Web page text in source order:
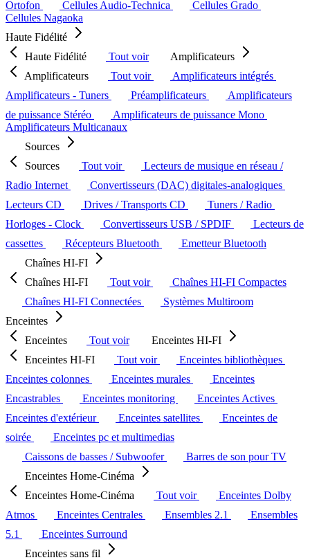
Ortofon
Cellules Audio-Technica
Cellules Grado
Cellules Nagaoka
Haute Fidélité
Haute Fidélité
Tout voir
Amplificateurs
Amplificateurs
Tout voir
Amplificateurs intégrés
Amplificateurs - Tuners
Préamplificateurs
Amplificateurs
de puissance Stéréo
Amplificateurs de puissance Mono
Amplificateurs Multicanaux
Sources
Sources
Tout voir
Lecteurs de musique en réseau /
Radio Internet
Convertisseurs (DAC) digitales-analogiques
Lecteurs CD
Drives / Transports CD
Tuners / Radio
Horloges - Clock
Convertisseurs USB / SPDIF
Lecteurs de
cassettes
Récepteurs Bluetooth
Emetteur Bluetooth
Chaînes HI-FI
Chaînes HI-FI
Tout voir
Chaînes HI-FI Compactes
Chaînes HI-FI Connectées
Systèmes Multiroom
Enceintes
Enceintes
Tout voir
Enceintes HI-FI
Enceintes HI-FI
Tout voir
Enceintes bibliothèques
Enceintes colonnes
Enceintes murales
Enceintes
Encastrables
Enceintes monitoring
Enceintes Actives
Enceintes d'extérieur
Enceintes satellites
Enceintes de
soirée
Enceintes pc et multimedias
Caissons de basses / Subwoofer
Barres de son pour TV
Enceintes Home-Cinéma
Enceintes Home-Cinéma
Tout voir
Enceintes Dolby
Atmos
Enceintes Centrales Ensembles 2.1
Ensembles
5.1
Enceintes Surround
Enceintes sans fil